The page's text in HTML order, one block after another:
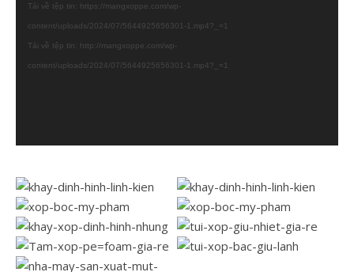
Video
Tải về tệp tin: https://mangxoppe.com/wp-
content/uploads/2024/07/5644925656301-1.mp4?_=1
Tải về tệp tin: http://mangxoppe.com/wp-
content/uploads/2024/07/5644925656301-1.mp4?_=1